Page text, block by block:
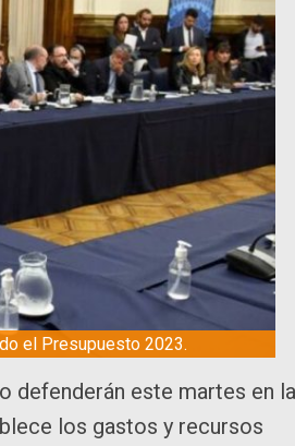
el Presupuesto 2023.
defenderán este martes en la
los gastos y recursos